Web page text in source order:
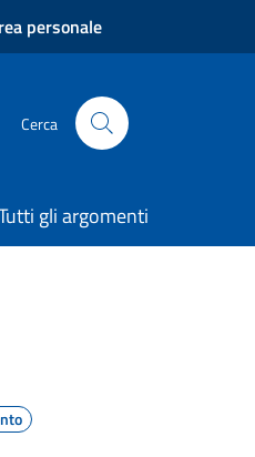
personale
Cerca
gli argomenti